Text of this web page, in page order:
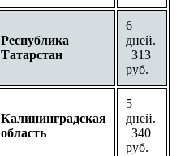
Республика
Татарстан
6
дней.
| 313
руб.
Калининградская
область
5
дней.
| 340
руб.